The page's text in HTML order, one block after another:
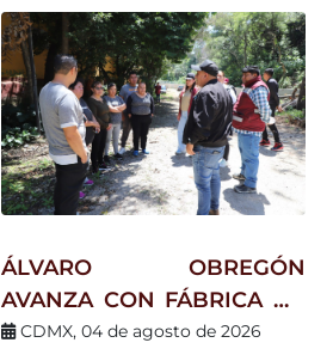
ÁLVARO OBREGÓN
AVANZA CON FÁBRICA DE
AGUA; INICIA NUEVA
CDMX, 04 de agosto de 2026